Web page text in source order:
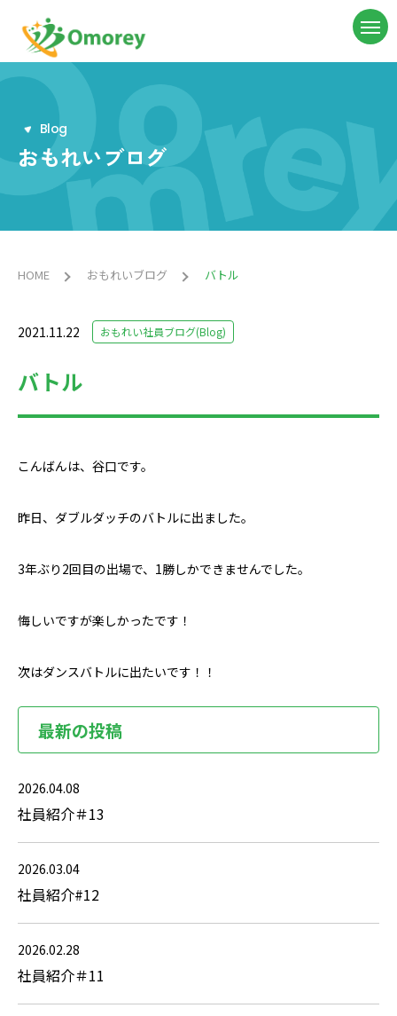
Blog
おもれいブログ
HOME おもれいブログ バトル
2021.11.22 おもれい社員ブログ(Blog)
バトル
こんばんは、谷口です。
昨日、ダブルダッチのバトルに出ました。
3年ぶり2回目の出場で、1勝しかできませんでした。
悔しいですが楽しかったです！
次はダンスバトルに出たいです！！
最新の投稿
2026.04.08
社員紹介＃13
2026.03.04
社員紹介#12
2026.02.28
社員紹介＃11